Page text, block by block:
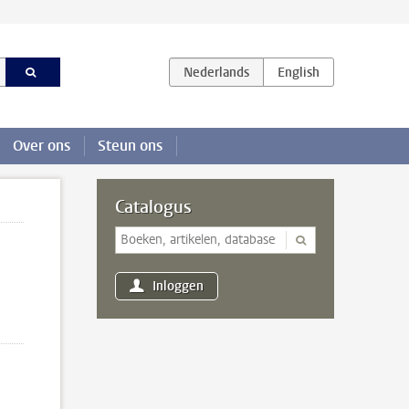
Over ons Steun ons
Catalogus
Inloggen